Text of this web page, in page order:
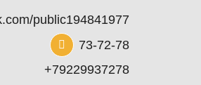
public194841977
73-72-78
+79229937278